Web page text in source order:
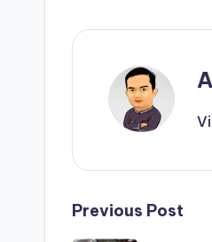
Post
Previous Post